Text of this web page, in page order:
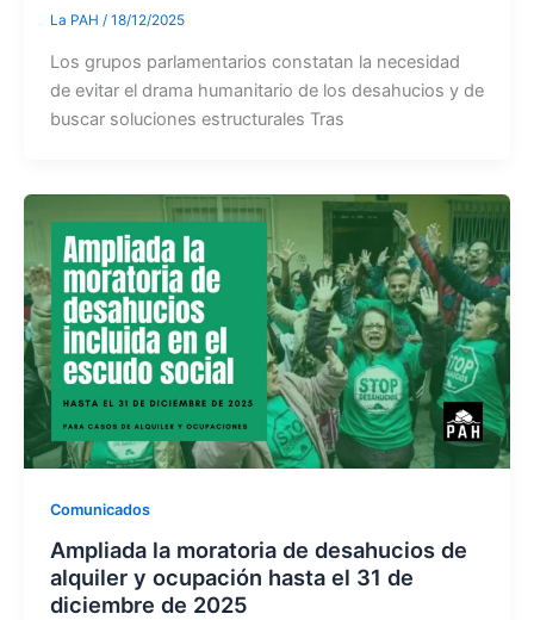
La PAH / 18/12/2025
Los grupos parlamentarios constatan la necesidad
de evitar el drama humanitario de los desahucios y de
buscar soluciones estructurales Tras
Comunicados
Ampliada la moratoria de desahucios de
alquiler y ocupación hasta el 31 de
diciembre de 2025